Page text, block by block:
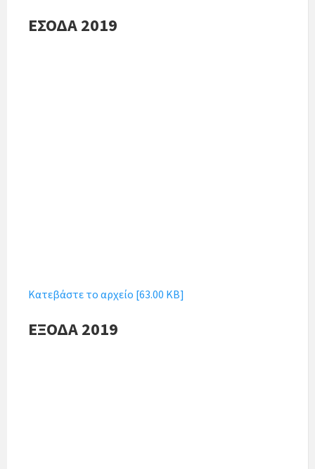
ΕΣΟΔΑ 2019
Κατεβάστε το αρχείο [63.00 KB]
ΕΞΟΔΑ 2019